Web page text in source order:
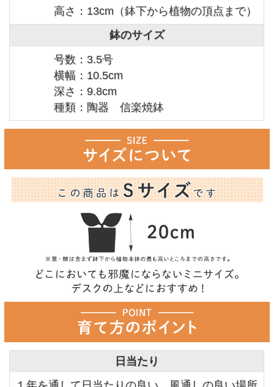
高さ：13cm（鉢下から植物の頂点まで）
鉢のサイズ
号数：3.5号
横幅：10.5cm
深さ：9.8cm
種類：陶器 信楽焼鉢
日当たり